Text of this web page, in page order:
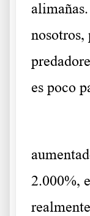
nosotros,
es poco
2.000%,